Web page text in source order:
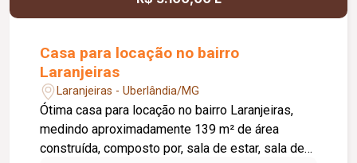
oferecer conforto, sofisticação e funcionalidade.
Casa para locação no bairro
Laranjeiras
Laranjeiras - Uberlândia/MG
Ótima casa para locação no bairro Laranjeiras,
medindo aproximadamente 139 m² de área
construída, composto por, sala de estar, sala de